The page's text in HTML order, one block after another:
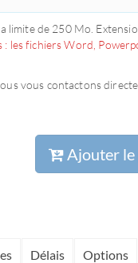
limite de 250 Mo.
les fichiers Word,
vous contactons
Ajouter le
Délais Options